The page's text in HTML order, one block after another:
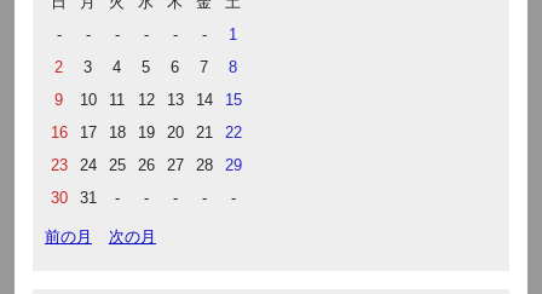
-
- - - - -
1
2
3 4 5 6 7
8
9
10 11 12 13 14
15
16
17 18 19 20 21
22
23
24 25 26 27 28
29
30
31 - - - - -
前の月 次の月